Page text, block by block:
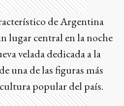
de Argentina
lugar central en la noche
velada dedicada a la
una de las figuras más
popular del país.